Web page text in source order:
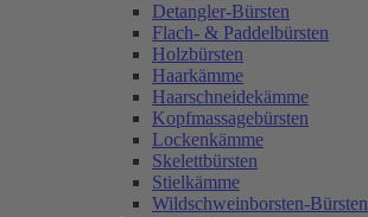
Detangler-Bürsten
Flach- & Paddelbürsten
Holzbürsten
Haarkämme
Haarschneidekämme
Kopfmassagebürsten
Lockenkämme
Skelettbürsten
Stielkämme
Wildschweinborsten-Bürsten